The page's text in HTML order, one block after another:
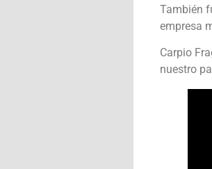
También
empresa
Carpio
nuestro